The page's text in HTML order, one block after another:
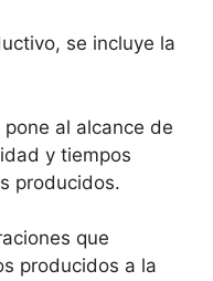
se incluye la
al alcance de
y tiempos
producidos.
que
producidos a la